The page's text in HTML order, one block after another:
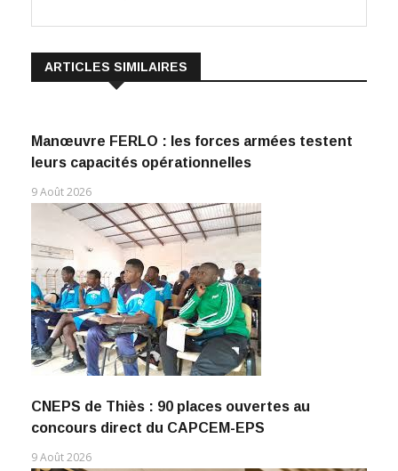
ARTICLES SIMILAIRES
Manœuvre FERLO : les forces armées testent
leurs capacités opérationnelles
9 Août 2026
CNEPS de Thiès : 90 places ouvertes au
concours direct du CAPCEM-EPS
9 Août 2026